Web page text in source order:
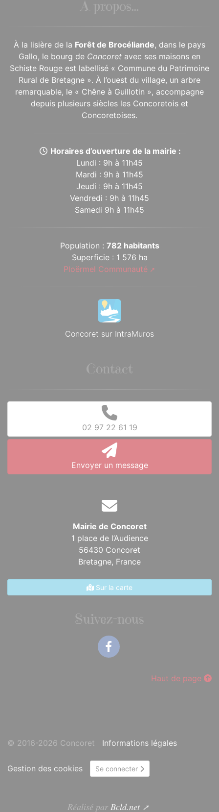
À propos...
À la lisière de la Forêt de Brocéliande, dans le pays
Gallo, le bourg de Concoret avec ses maisons en
Schiste Rouge est labellisé « Commune du Patrimoine
Rural de Bretagne ». À l’ouest du village, un arbre
remarquable, le « Chêne à Guillotin », accompagne
depuis plusieurs siècles les Concoretois et
Concoretoises.
Horaires d’ouverture de la mairie :
Lundi : 9h à 11h45
Mardi : 9h à 11h45
Jeudi : 9h à 11h45
Vendredi : 9h à 11h45
Samedi 9h à 11h45
Population : 782 habitants
Superficie : 1 576 ha
Ploërmel Communauté
Concoret sur IntraMuros
Contact
02 97 22 61 19
Envoyer un message
Mairie de Concoret
1 place de l’Audience
56430 Concoret
Bretagne, France
Sur la carte
Suivez-nous
Haut de page
© 2016-2026 Concoret Informations légales
Gestion des cookies Se connecter
Réalisé par Bcld.net